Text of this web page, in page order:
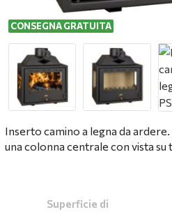
CONSEGNA GRATUITA
Inserto camino a legna da
una colonna centrale con vista su
Superficie di